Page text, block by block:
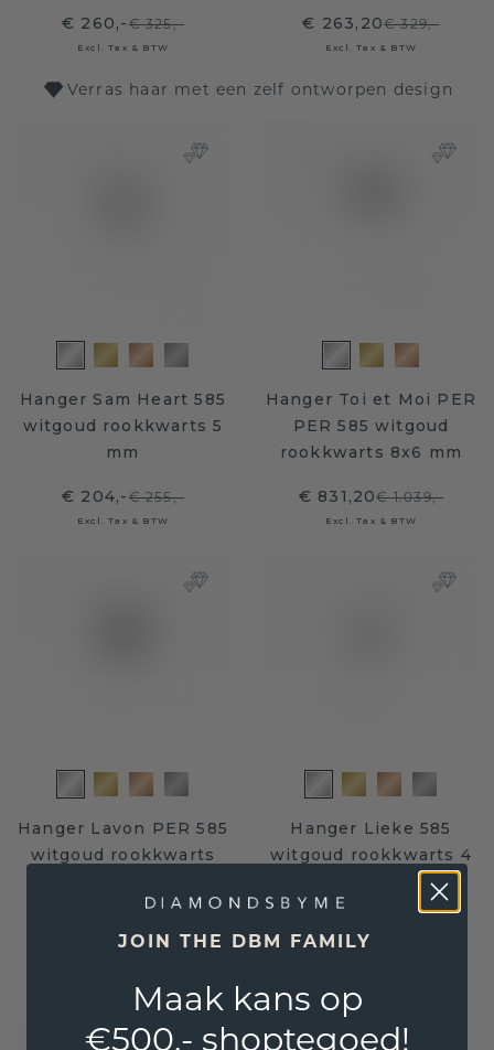
€ 260,-€ 325,-
Excl. Tax & BTW
€ 263,20€ 329,-
Excl. Tax & BTW
Verras haar met een zelf ontworpen design
Hanger Sam Heart 585
witgoud rookkwarts 5
mm
€ 204,-€ 255,-
Excl. Tax & BTW
Hanger Toi et Moi PER
PER 585 witgoud
rookkwarts 8x6 mm
€ 831,20€ 1.039,-
Excl. Tax & BTW
Hanger Lavon PER 585
witgoud rookkwarts
Excl. Tax & BTW
Hanger Lieke 585
witgoud rookkwarts 4
Excl. Tax & BTW
Gratis verzending en 30 dagen retourrecht
JOIN THE DBM FAMILY
Maak kans op
€500,- shoptegoed!